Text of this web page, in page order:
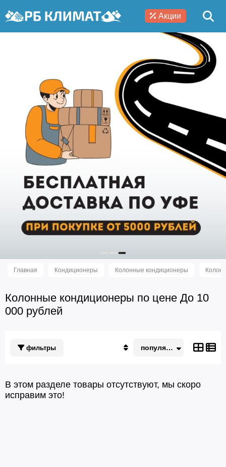
Акции
Главная Кондиционеры Колонные кондиционеры
Колонные кондиционеры по цене До 10
000 рублей
фильтры
Дорогие
популярные
В этом разделе товары отсутствуют, мы скоро
исправим это!